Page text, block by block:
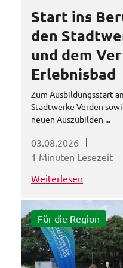
Start ins
den
und dem
Erlebnisbad
Zum Ausbildungsstart
Stadtwerke Verden
neuen Auszubilden ...
03.08.2026
1 Minuten Lesezeit
Weiterlesen
Für die Region